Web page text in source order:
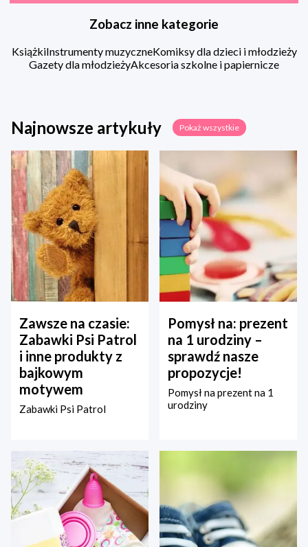
Zobacz inne kategorie
KsiążkiInstrumenty muzyczneKomiksy dla dzieci i młodzieży
Gazety dla młodzieżyAkcesoria szkolne i papiernicze
Najnowsze artykuły Pokaż wszystkie
Zawsze na czasie:
Zabawki Psi Patrol
i inne produkty z
bajkowym
motywem
Zabawki Psi Patrol
Pomysł na: prezent
na 1 urodziny –
sprawdź nasze
propozycje!
Pomysł na prezent na 1
urodziny